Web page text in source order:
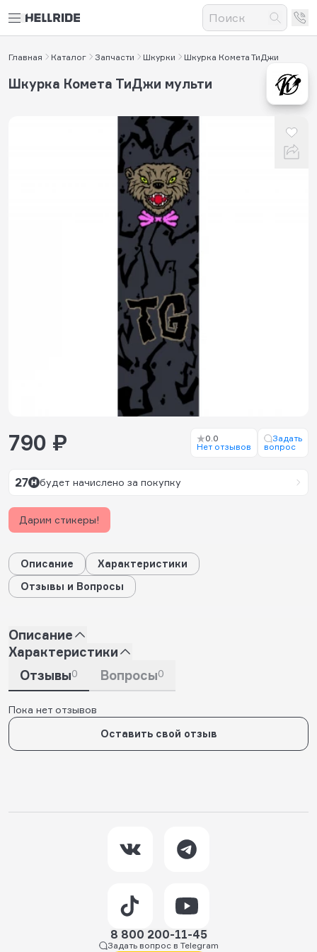
Главная Каталог Запчасти Шкурки Шкурка Комета ТиДжи
Шкурка Комета ТиДжи мульти
790 ₽
0.0
Нет отзывов
Задать
вопрос
27 будет начислено за покупку
Дарим стикеры!
Описание
Характеристики
Отзывы и Вопросы
Описание
Характеристики
Отзывы0 Вопросы0
Пока нет отзывов
Оставить свой отзыв
8 800 200-11-45
Задать вопрос в Telegram